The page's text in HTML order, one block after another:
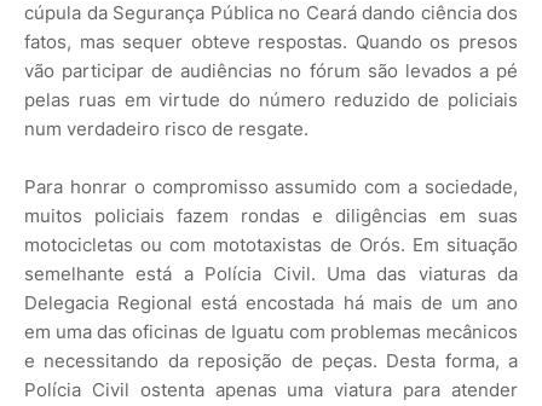
cúpula da Segurança Pública no Ceará dando ciência dos
fatos, mas sequer obteve respostas. Quando os presos
vão participar de audiências no fórum são levados a pé
pelas ruas em virtude do número reduzido de policiais
num verdadeiro risco de resgate.
Para honrar o compromisso assumido com a sociedade,
muitos policiais fazem rondas e diligências em suas
motocicletas ou com mototaxistas de Orós. Em situação
semelhante está a Polícia Civil. Uma das viaturas da
Delegacia Regional está encostada há mais de um ano
em uma das oficinas de Iguatu com problemas mecânicos
e necessitando da reposição de peças. Desta forma, a
Polícia Civil ostenta apenas uma viatura para atender